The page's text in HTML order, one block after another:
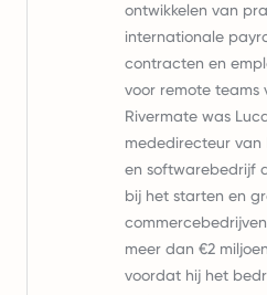
ontwikkelen van
internationale
contracten en
voor remote teams
Rivermate was
mededirecteur van
en softwarebedrijf
bij het starten en
meer dan €2
voordat hij het